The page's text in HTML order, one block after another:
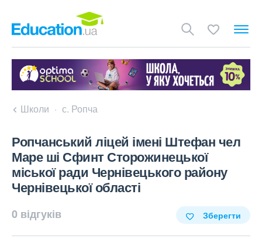
Школи с. Ропча
Ропчанський ліцей імені Штефан чел
Маре ші Сфинт Сторожинецької
міської ради Чернівецького району
Чернівецької області
0 відгуків Зберегти